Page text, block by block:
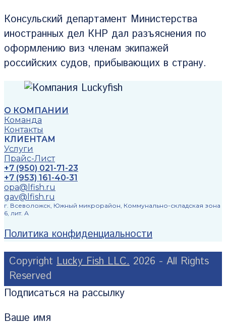
Консульский департамент Министерства
иностранных дел КНР дал разъяснения по
оформлению виз членам экипажей
российских судов, прибывающих в страну.
О КОМПАНИИ
Команда
Контакты
КЛИЕНТАМ
Услуги
Прайс-Лист
+7 (950) 021-71-23
+7 (953) 161-40-31
opa@lfish.ru
gav@lfish.ru
г. Всеволожск, Южный микрорайон, Коммунально-складская зона
6, лит. А
Политика конфиденциальности
Copyright Lucky Fish LLC. 2026 - All Rights
Reserved
Подписаться на рассылку
Ваше имя